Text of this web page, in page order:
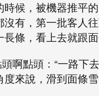
時候，被機器推平
沒有，第一批客人
條，看上去就跟面
啊點頭：“一路下
來說，滑到面條